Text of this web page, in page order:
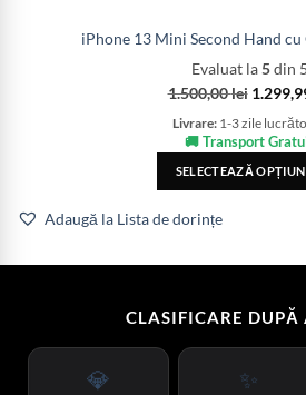
iPhone 13 Mini Second Hand cu
Evaluat la5din 5
1.500,00lei
Livrare: 1-3 zile
🚚 Transport
SELECTEAZĂ
Adaugă la Lista de dorințe
CLASIFICARE DUPĂ
💎 ✨